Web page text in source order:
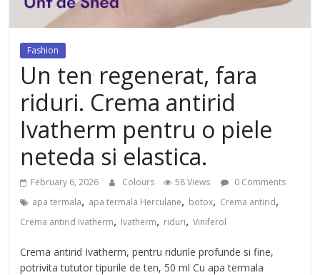
Fashion
Un ten regenerat, fara
riduri. Crema antirid
Ivatherm pentru o piele
neteda si elastica.
February 6, 2026 Colours 58 Views
0 Comments
apa termala, apa termala Herculane, botox, Crema antirid,
Crema antirid Ivatherm, Ivatherm, riduri,Viniferol
Crema antirid Ivatherm, pentru ridurile profunde si fine,
potrivita tututor tipurile de ten, 50 ml Cu apa termala